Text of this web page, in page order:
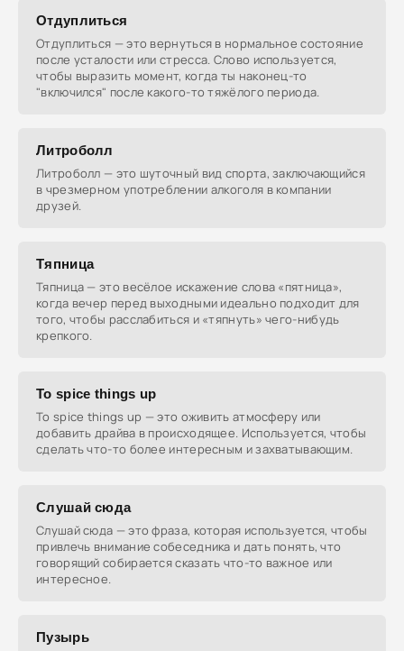
Отдуплиться
Отдуплиться — это вернуться в нормальное состояние
после усталости или стресса. Слово используется,
чтобы выразить момент, когда ты наконец-то
"включился" после какого-то тяжёлого периода.
Литроболл
Литроболл — это шуточный вид спорта, заключающийся
в чрезмерном употреблении алкоголя в компании
друзей.
Тяпница
Тяпница — это весёлое искажение слова «пятница»,
когда вечер перед выходными идеально подходит для
того, чтобы расслабиться и «тяпнуть» чего-нибудь
крепкого.
To spice things up
To spice things up — это оживить атмосферу или
добавить драйва в происходящее. Используется, чтобы
сделать что-то более интересным и захватывающим.
Слушай сюда
Слушай сюда — это фраза, которая используется, чтобы
привлечь внимание собеседника и дать понять, что
говорящий собирается сказать что-то важное или
интересное.
Пузырь